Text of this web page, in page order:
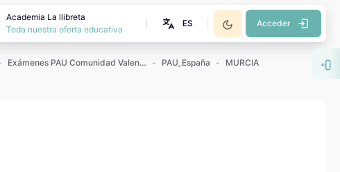
Academia La llibreta
Toda nuestra oferta educativa
ES Acceder
Exámenes PAU Comunidad Valenciana PAU_España
MURCIA